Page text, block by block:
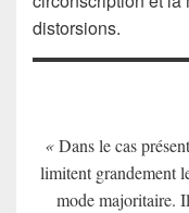
distorsions.
«Dans le cas
limitent grandement
mode majoritaire.